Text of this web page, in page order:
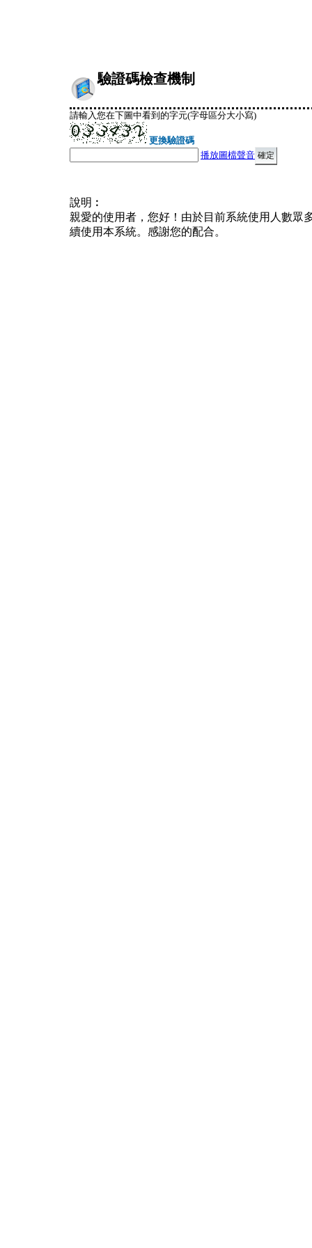
驗證碼檢查機制
請輸入您在下圖中看到的字元(字母區分大小寫)
更換驗證碼
播放圖檔聲音
說明︰
親愛的使用者，您好！由於目前系統使用人數眾
續使用本系統。感謝您的配合。